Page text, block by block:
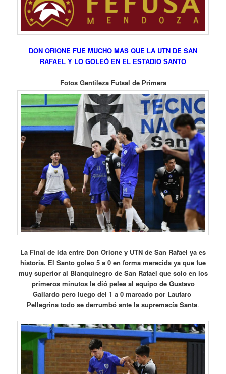
DON ORIONE FUE MUCHO MAS QUE LA UTN DE SAN
RAFAEL Y LO GOLEÓ EN EL ESTADIO SANTO
Fotos Gentileza Futsal de Primera
La Final de ida entre Don Orione y UTN de San Rafael ya es
historia. El Santo goleo 5 a 0 en forma merecida ya que fue
muy superior al Blanquinegro de San Rafael que solo en los
primeros minutos le dió pelea al equipo de Gustavo
Gallardo pero luego del 1 a 0 marcado por Lautaro
Pellegrina todo se derrumbó ante la supremacía Santa.